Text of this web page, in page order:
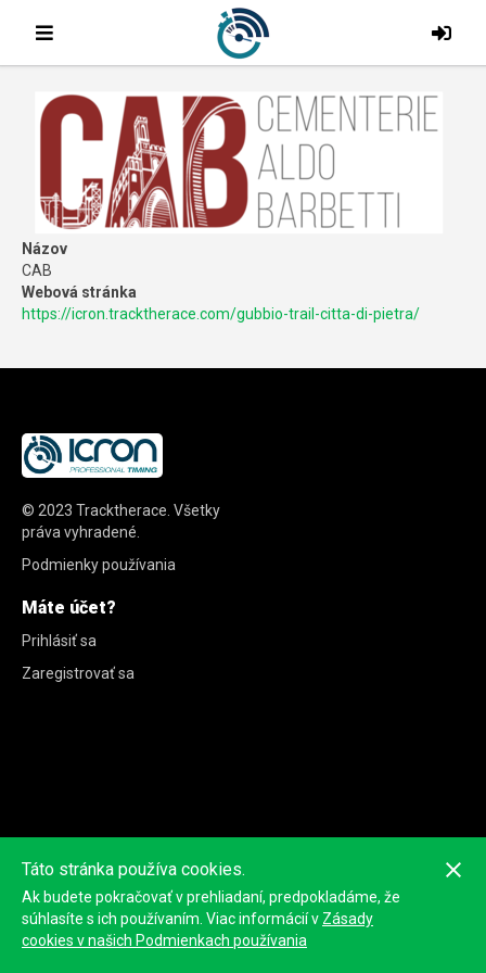
Názov
CAB
Webová stránka
https://icron.tracktherace.com/gubbio-trail-citta-di-pietra/
© 2023 Tracktherace Všetky
práva vyhradené.
Podmienky používania
Máte účet?
Prihlásiť sa
Zaregistrovať sa
Táto stránka používa cookies.
Ak budete pokračovať v prehliadaní, predpokladáme, že
súhlasíte s ich používaním. Viac informácií v Zásady
cookies v našich Podmienkach používania